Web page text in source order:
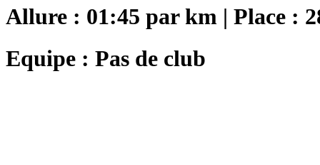
Allure : 01:45 par km | Place :
Equipe : Pas de club